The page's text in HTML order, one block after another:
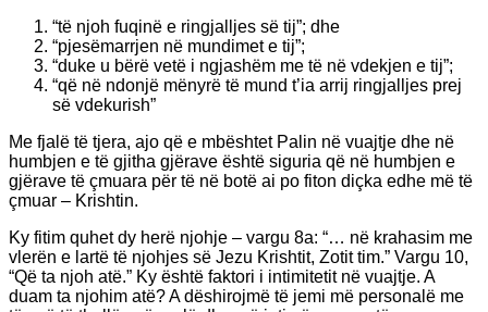
“të njoh fuqinë e ringjalljes së tij”; dhe
“pjesëmarrjen në mundimet e tij”;
“duke u bërë vetë i ngjashëm me të në vdekjen e tij”;
“që në ndonjë mënyrë të mund t’ia arrij ringjalljes prej
së vdekurish”
Me fjalë të tjera, ajo që e mbështet Palin në vuajtje dhe në
humbjen e të gjitha gjërave është siguria që në humbjen e
gjërave të çmuara për të në botë ai po fiton diçka edhe më të
çmuar – Krishtin.
Ky fitim quhet dy herë njohje – vargu 8a: “… në krahasim me
vlerën e lartë të njohjes së Jezu Krishtit, Zotit tim.” Vargu 10,
“Që ta njoh atë.” Ky është faktori i intimitetit në vuajtje. A
duam ta njohim atë? A dëshirojmë të jemi më personalë me